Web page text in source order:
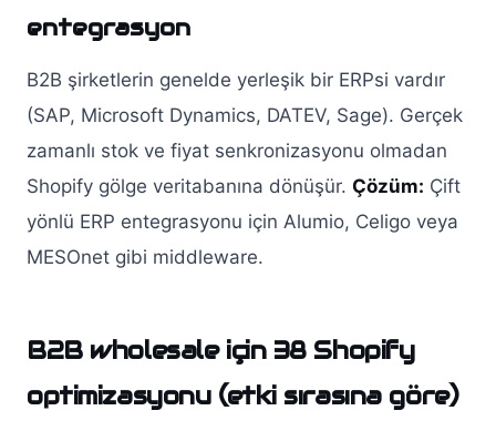
entegrasyon
B2B şirketlerin genelde yerleşik bir ERPsi vardır
(SAP, Microsoft Dynamics, DATEV, Sage). Gerçek
zamanlı stok ve fiyat senkronizasyonu olmadan
Shopify gölge veritabanına dönüşür. Çözüm: Çift
yönlü ERP entegrasyonu için Alumio, Celigo veya
MESOnet gibi middleware.
B2B wholesale için 38 Shopify
optimizasyonu (etki sırasına göre)